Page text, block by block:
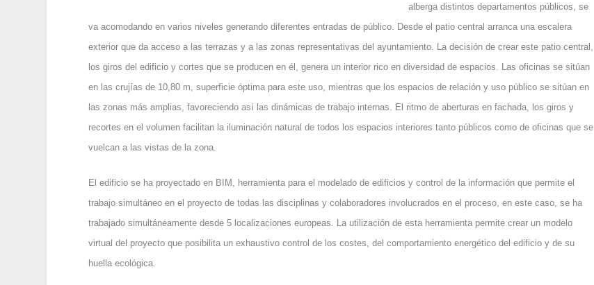
alberga distintos departamentos públicos, se
va acomodando en varios niveles generando diferentes entradas de público. Desde el patio central arranca una escalera
exterior que da acceso a las terrazas y a las zonas representativas del ayuntamiento. La decisión de crear este patio central,
los giros del edificio y cortes que se producen en él, genera un interior rico en diversidad de espacios. Las oficinas se sitúan
en las crujías de 10,80 m, superficie óptima para este uso, mientras que los espacios de relación y uso público se sitúan en
las zonas más amplias, favoreciendo así las dinámicas de trabajo internas. El ritmo de aberturas en fachada, los giros y
recortes en el volumen facilitan la iluminación natural de todos los espacios interiores tanto públicos como de oficinas que se
vuelcan a las vistas de la zona.
El edificio se ha proyectado en BIM, herramienta para el modelado de edificios y control de la información que permite el
trabajo simultáneo en el proyecto de todas las disciplinas y colaboradores involucrados en el proceso, en este caso, se ha
trabajado simultáneamente desde 5 localizaciones europeas. La utilización de esta herramienta permite crear un modelo
virtual del proyecto que posibilita un exhaustivo control de los costes, del comportamiento energético del edificio y de su
huella ecológica.